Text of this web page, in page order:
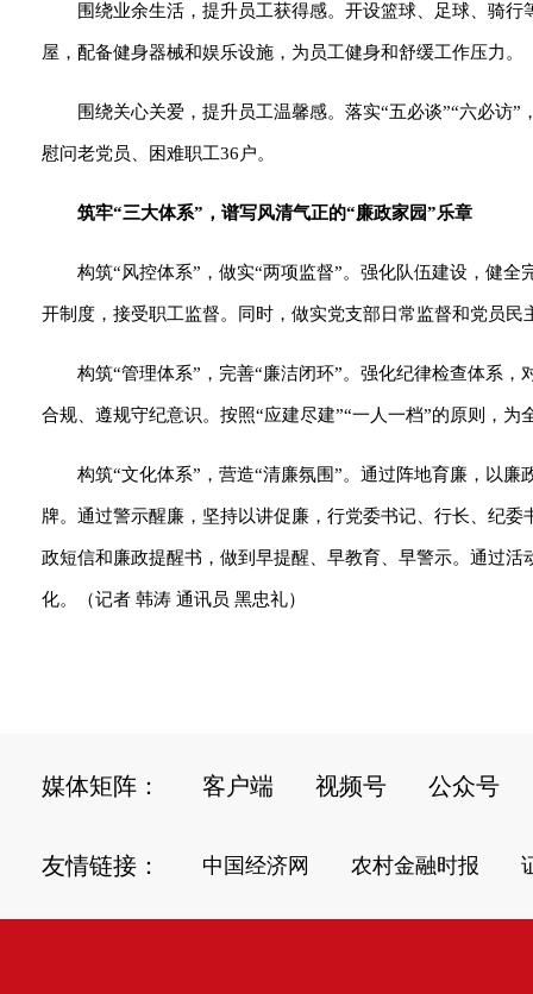
围绕业余生活，提升员工获得感。开设篮球、足球、骑
屋，配备健身器械和娱乐设施，为员工健身和舒缓工作压力。
围绕关心关爱，提升员工温馨感。落实“五必谈”“六必访
慰问老党员、困难职工36户。
筑牢“三大体系”，谱写风清气正的“廉政家园”乐章
构筑“风控体系”，做实“两项监督”。强化队伍建设，健
开制度，接受职工监督。同时，做实党支部日常监督和党员
构筑“管理体系”，完善“廉洁闭环”。强化纪律检查体系
合规、遵规守纪意识。按照“应建尽建”“一人一档”的原则，为
构筑“文化体系”，营造“清廉氛围”。通过阵地育廉，以
牌。通过警示醒廉，坚持以讲促廉，行党委书记、行长、纪
政短信和廉政提醒书，做到早提醒、早教育、早警示。通过
化。（记者 韩涛 通讯员 黑忠礼）
媒体矩阵： 客户端 视频号 公众号
友情链接： 中国经济网 农村金融时报